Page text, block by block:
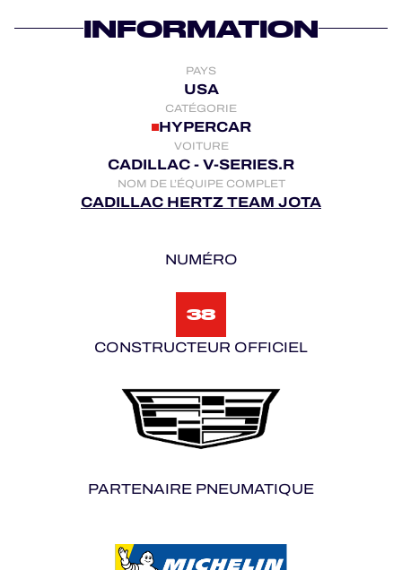
INFORMATION
PAYS
USA
CATÉGORIE
HYPERCAR
VOITURE
CADILLAC - V-SERIES.R
NOM DE L’ÉQUIPE COMPLET
CADILLAC HERTZ TEAM JOTA
NUMÉRO
38
CONSTRUCTEUR OFFICIEL
PARTENAIRE PNEUMATIQUE